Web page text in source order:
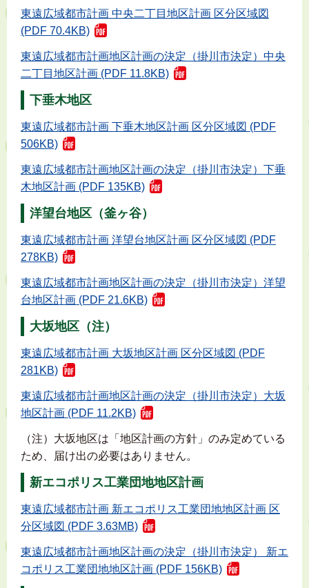
東遠広域都市計画 中央二丁目地区計画 区分区域図
(PDF 70.4KB)
東遠広域都市計画地区計画の決定（掛川市決定）中央
二丁目地区計画 (PDF 11.8KB)
下垂木地区
東遠広域都市計画 下垂木地区計画 区分区域図 (PDF
506KB)
東遠広域都市計画地区計画の決定（掛川市決定）下垂
木地区計画 (PDF 135KB)
洋望台地区（釜ヶ谷）
東遠広域都市計画 洋望台地区計画 区分区域図 (PDF
278KB)
東遠広域都市計画地区計画の決定（掛川市決定）洋望
台地区計画 (PDF 21.6KB)
大坂地区（注）
東遠広域都市計画 大坂地区計画 区分区域図 (PDF
281KB)
東遠広域都市計画地区計画の決定（掛川市決定）大坂
地区計画 (PDF 11.2KB)
（注）大坂地区は「地区計画の方針」のみ定めている
ため、届け出の必要はありません。
新エコポリス工業団地地区計画
東遠広域都市計画 新エコポリス工業団地地区計画 区
分区域図 (PDF 3.63MB)
東遠広域都市計画地区計画の決定（掛川市決定） 新エ
コポリス工業団地地区計画 (PDF 156KB)